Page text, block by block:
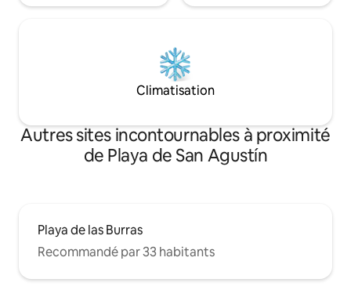
Climatisation
Autres sites incontournables à proximité
de Playa de San Agustín
Playa de las Burras
Recommandé par 33 habitants